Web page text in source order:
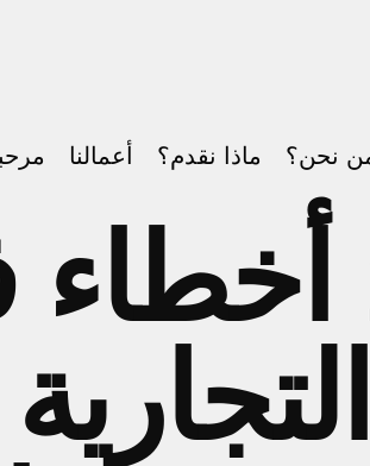
نحن؟ ماذا نقدم؟ أعمالنا
10